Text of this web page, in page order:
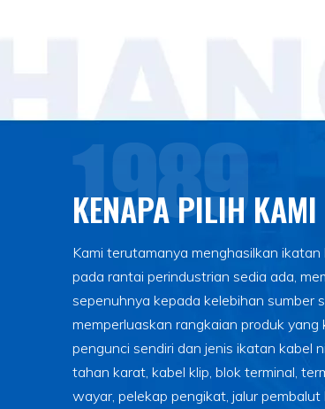
KENAPA PILIH KAMI
Kami terutamanya menghasilkan
pada rantai perindustrian sedia ada,
sepenuhnya kepada kelebihan sumber
memperluaskan rangkaian produk yang
pengunci sendiri dan jenis ikatan kabel
tahan karat, kabel klip, blok terminal,
wayar, pelekap pengikat, jalur pembalut